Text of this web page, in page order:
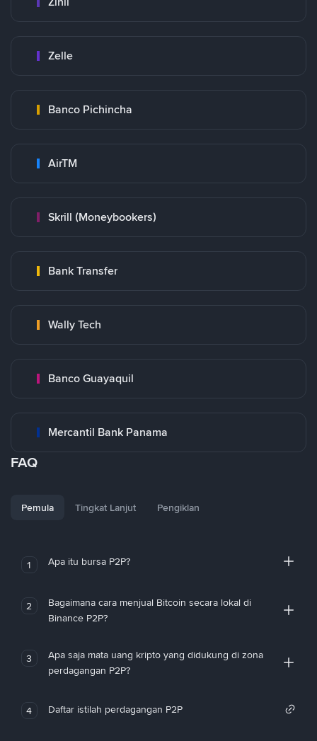
Zelle
Banco Pichincha
AirTM
Skrill (Moneybookers)
Bank Transfer
Wally Tech
Banco Guayaquil
Mercantil Bank Panama
FAQ
Pemula Tingkat Lanjut Pengiklan
1 Apa itu bursa P2P?
2
Bagaimana cara menjual Bitcoin secara lokal di
Binance P2P?
3
Apa saja mata uang kripto yang didukung di zona
perdagangan P2P?
4 Daftar istilah perdagangan P2P